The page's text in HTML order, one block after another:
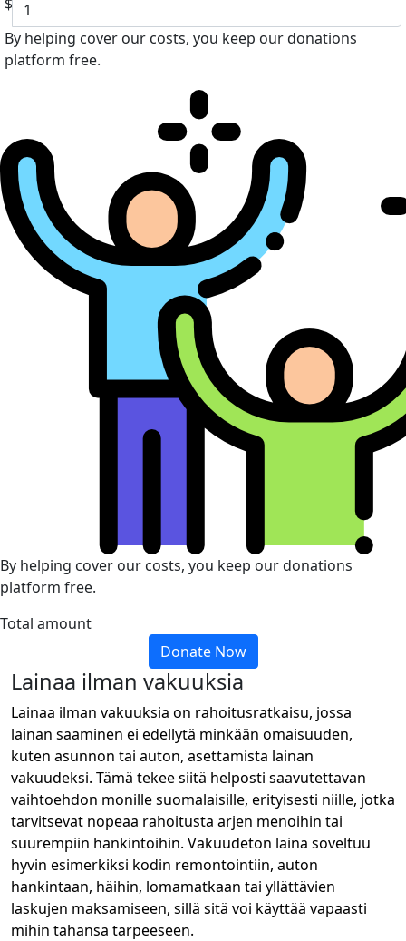
By helping cover our costs, you keep our donations
platform free.
By helping cover our costs, you keep our donations
platform free.
Total amount
Donate Now
Lainaa ilman vakuuksia
Lainaa ilman vakuuksia on rahoitusratkaisu, jossa
lainan saaminen ei edellytä minkään omaisuuden,
kuten asunnon tai auton, asettamista lainan
vakuudeksi. Tämä tekee siitä helposti saavutettavan
vaihtoehdon monille suomalaisille, erityisesti niille, jotka
tarvitsevat nopeaa rahoitusta arjen menoihin tai
suurempiin hankintoihin. Vakuudeton laina soveltuu
hyvin esimerkiksi kodin remontointiin, auton
hankintaan, häihin, lomamatkaan tai yllättävien
laskujen maksamiseen, sillä sitä voi käyttää vapaasti
mihin tahansa tarpeeseen.